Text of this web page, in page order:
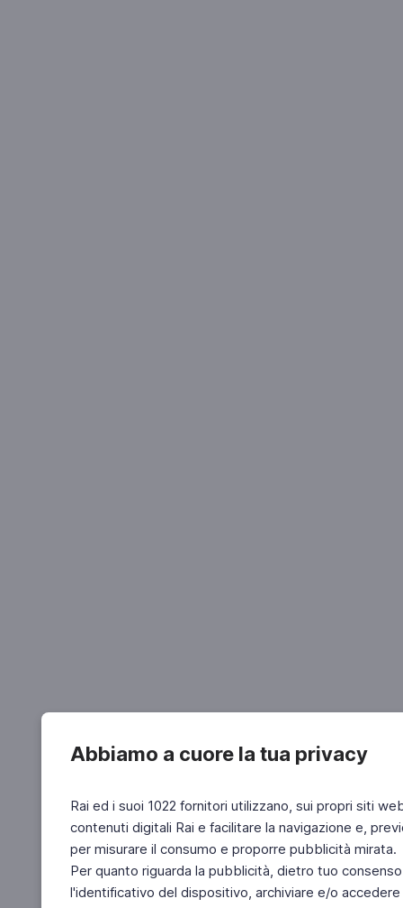
Abbiamo a cuore la tua privacy
Rai ed i suoi 1022 fornitori utilizzano, sui propri siti
contenuti digitali Rai e facilitare la navigazione e,
per misurare il consumo e proporre pubblicità mirata.
Per quanto riguarda la pubblicità, dietro tuo
l'identificativo del dispositivo, archiviare e/o